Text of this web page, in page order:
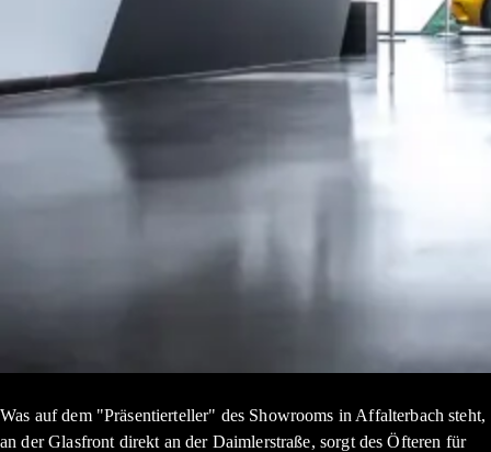
Was auf dem "Präsentierteller" des Showrooms in Affalterbach steht,
an der Glasfront direkt an der Daimlerstraße, sorgt des Öfteren für